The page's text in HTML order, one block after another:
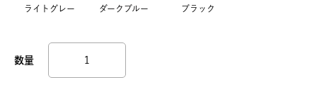
ライトグレー ダークブルー ブラック